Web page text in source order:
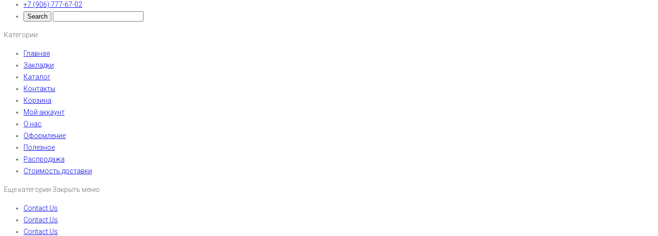
+7 (906) 777-67-02
Категории
Главная
Закладки
Каталог
Контакты
Корзина
Мой аккаунт
О нас
Оформление
Полезное
Распродажа
Стоимость доставки
Еще категории Закрыть меню
Contact Us
Contact Us
Contact Us